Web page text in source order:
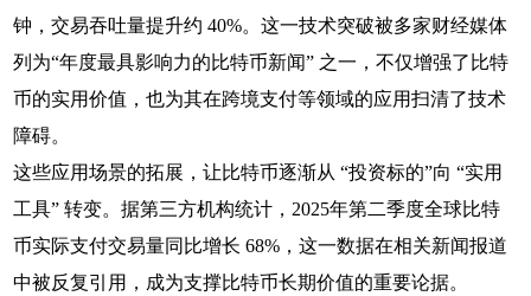
钟，交易吞吐量提升约 40%。这一技术突破被多家财经媒体
列为“年度最具影响力的比特币新闻” 之一，不仅增强了比特
币的实用价值，也为其在跨境支付等领域的应用扫清了技术
障碍。
这些应用场景的拓展，让比特币逐渐从 “投资标的”向 “实用
工具” 转变。据第三方机构统计，2025年第二季度全球比特
币实际支付交易量同比增长 68%，这一数据在相关新闻报道
中被反复引用，成为支撑比特币长期价值的重要论据。